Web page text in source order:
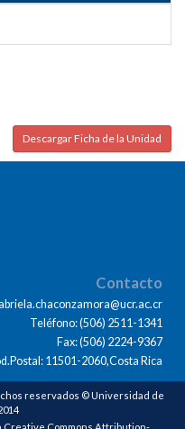
Descargar Ficha de la Unidad
Contacto
Teléfono: (506) 2511-1341
Fax: (506) 2224-9367
11501-2060,Costa Rica
reservados © Universidad de